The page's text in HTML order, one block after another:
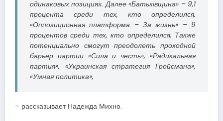
одинаковых позициях. Далее «Батьківщина» – 9,1
процента среди тех, кто определился,
«Оппозиционная платформа – За жизнь» – 9
процентов среди тех, кто определился. Также
потенциально смогут преодолеть проходной
барьер партии «Сила и честь», «Радикальная
партия», «Украинская стратегия Гройсмана»,
«Умная политика»,
– рассказывает Надежда Михно.